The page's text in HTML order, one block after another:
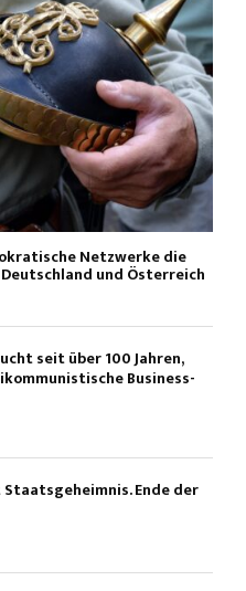
Netzwerke die
und Österreich
seit über 100 Jahren,
Business-
Ende der